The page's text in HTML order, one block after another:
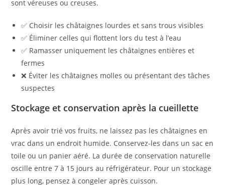
sont véreuses ou creuses.
✅ Choisir les châtaignes lourdes et sans trous visibles
✅ Éliminer celles qui flottent lors du test à l’eau
✅ Ramasser uniquement les châtaignes entières et
fermes
❌ Éviter les châtaignes molles ou présentant des tâches
suspectes
Stockage et conservation après la cueillette
Après avoir trié vos fruits, ne laissez pas les châtaignes en
vrac dans un endroit humide. Conservez-les dans un sac en
toile ou un panier aéré. La durée de conservation naturelle
oscille entre 7 à 15 jours au réfrigérateur. Pour un stockage
plus long, pensez à congeler après cuisson.